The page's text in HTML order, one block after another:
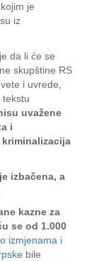
je
iz
da li će se
skupštine RS
i uvrede,
uvažene
i
izbačena, a
kazne za
se od 1.000
izmjenama i
bile